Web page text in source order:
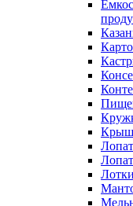
Лотки